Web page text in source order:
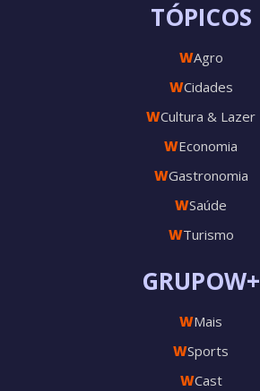
GRUPOW+
WMais
WSports
WCast
TÓPICOS
WAgro
WCidades
WCultura & Lazer
WEconomia
WGastronomia
WSaúde
WTurismo